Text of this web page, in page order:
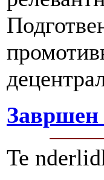
Завршен
Te